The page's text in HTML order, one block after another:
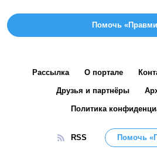
Помочь
Рассылка О портале
Друзья и партнёры
Политика
RSS Помочь